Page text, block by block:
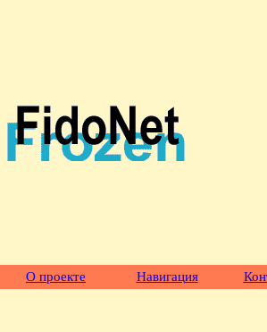
О проекте Навигация